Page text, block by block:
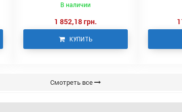
В наличии
1 852,18 грн.
КУПИТЬ
Смотреть все